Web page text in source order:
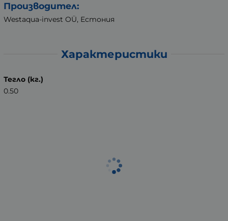
Производител:
Westaqua-invest OÜ, Естония
Характеристики
Тегло (кг.)
0.50